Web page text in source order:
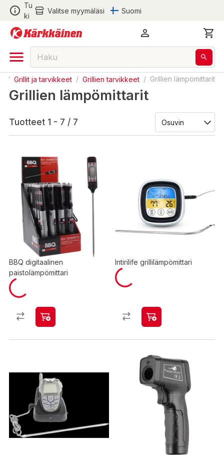
Tu
ki
Valitse myymäläsi Suomi
/ Grillit ja tarvikkeet / Grillien tarvikkeet / Grillien lämpömittarit
Grillien lämpömittarit
Tuotteet 1 - 7 / 7
BBQ digitaalinen
paistolämpömittari
Intirilife grillilämpömittari